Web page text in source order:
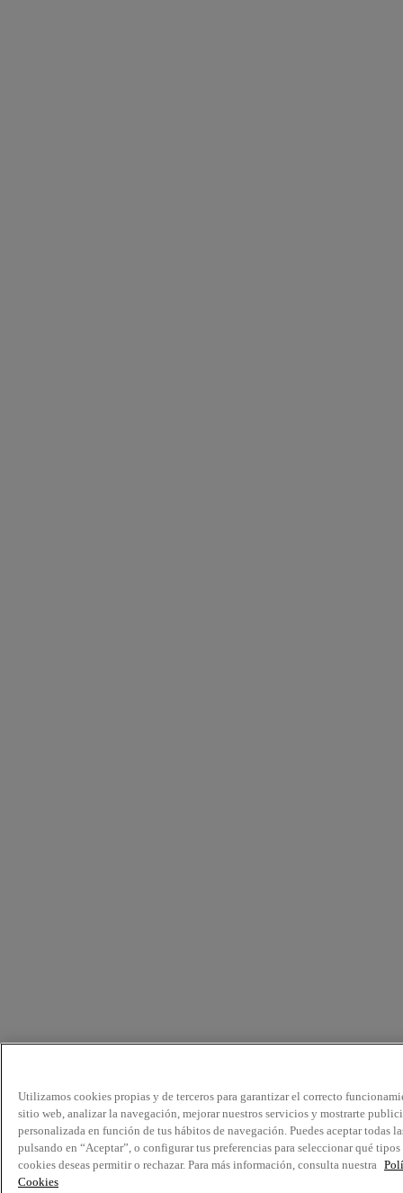
Utilizamos cookies propias y de terceros para garantizar el correcto
sitio web, analizar la navegación, mejorar nuestros servicios y mostrarte
personalizada en función de tus hábitos de navegación. Puedes aceptar todas
pulsando en “Aceptar”, o configurar tus preferencias para seleccionar qué tipos
cookies deseas permitir o rechazar. Para más información, consulta nuestra
Cookies